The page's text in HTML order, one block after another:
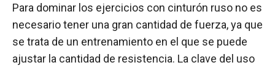
Para dominar los ejercicios con cinturón ruso no es
necesario tener una gran cantidad de fuerza, ya que
se trata de un entrenamiento en el que se puede
ajustar la cantidad de resistencia. La clave del uso